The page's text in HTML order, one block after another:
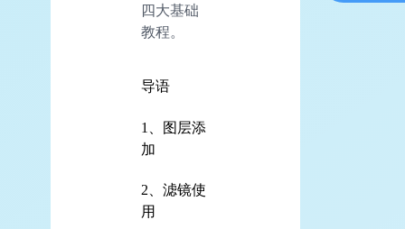
四大基础
教程。
导语
1、图层添
加
2、滤镜使
用